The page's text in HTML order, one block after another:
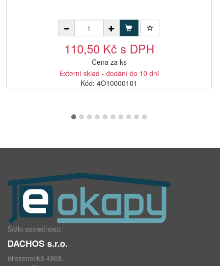
110,50 Kč s DPH
Cena za ks
Externí sklad - dodání do 10 dní
Kód: 4O10000101
Sídlo společnosti:
DACHOS s.r.o.
Březenecká 4808,